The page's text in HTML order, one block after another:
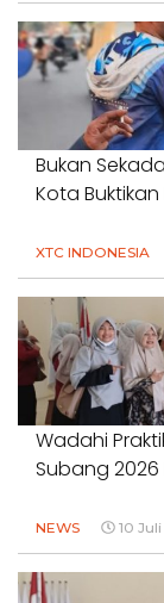
Bukan
Kota
XTC INDONESIA
Wadahi
Subang
NEWS 10